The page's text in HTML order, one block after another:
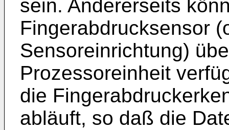
sein. Andererseits
Fingerabdrucksensor
Sensoreinrichtung)
Prozessoreinheit
die
abläuft, so daß die